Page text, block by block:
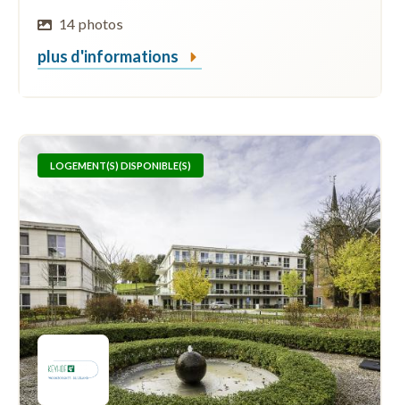
14 photos
plus d'informations
LOGEMENT(S) DISPONIBLE(S)